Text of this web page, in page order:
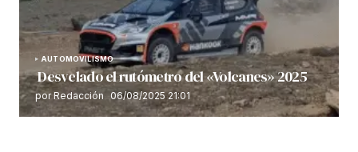
AUTOMOVILISMO
Desvelado el rutómetro del «Volcanes» 2025
por Redacción 06/08/2025 21:01